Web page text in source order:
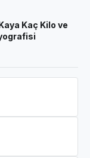
Kaç Kilo ve